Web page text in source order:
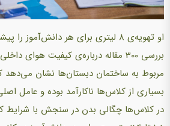
او تهویه‌ی 8 لیتری برای هر دانش‌آموز
بررسی 300 مقاله درباره‌ی كیفیت
مربوط به ساختمان دبستان‌ها نشان می‌دهد
بسیاری از كلاس‌ها ناكارآمد بوده و عامل
در كلاس‌ها چگالی بدن در سنجش با شرایط